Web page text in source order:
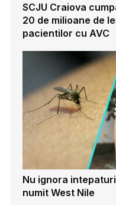
SCJU Craiova
20 de milioane de
pacientilor cu AVC
Nu ignora
numit West Nile